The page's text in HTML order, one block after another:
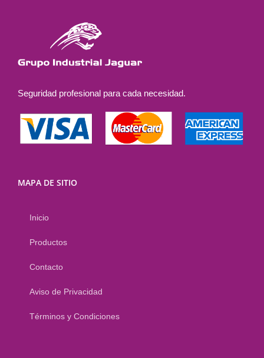
pueden
elegir
la
de
producto
Seguridad profesional para cada necesidad.
MAPA DE SITIO
Inicio
Productos
Contacto
Aviso de Privacidad
Términos y Condiciones